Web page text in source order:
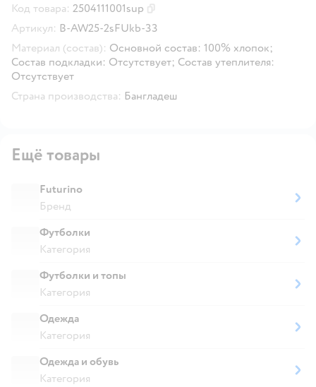
Код товара: 2504111001sup
Артикул: B-AW25-2sFUkb-33
Материал (состав): Основной состав: 100% хлопок;
Состав подкладки: Отсутствует; Состав утеплителя:
Отсутствует
Страна производства: Бангладеш
Ещё товары
Futurino
Бренд
Футболки
Категория
Футболки и топы
Категория
Одежда
Категория
Одежда и обувь
Категория